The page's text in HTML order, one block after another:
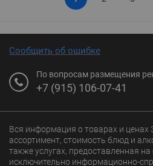
Сообщить об ошибке
По вопросам размещения
+7 (915) 106-07-41
Вся информация о товарах и ценах
ассортимент, стоимость блюд и
также услугах, предоставленная на
исключительно информационно-